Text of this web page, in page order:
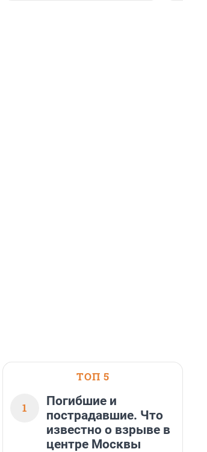
ТОП 5
1
Погибшие и
пострадавшие. Что
известно о взрыве в
центре Москвы